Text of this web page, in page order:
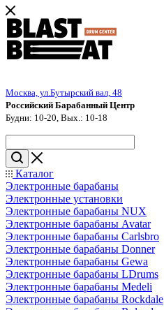
Москва, ул.Бутырский вал, 48
Российский Барабанный Центр
Будни: 10-20, Вых.: 10-18
Каталог
Электронные барабаны
Электронные установки
Электронные барабаны NUX
Электронные барабаны Avatar
Электронные барабаны Carlsbro
Электронные барабаны Donner
Электронные барабаны Gewa
Электронные барабаны LDrums
Электронные барабаны Medeli
Электронные барабаны Rockdale